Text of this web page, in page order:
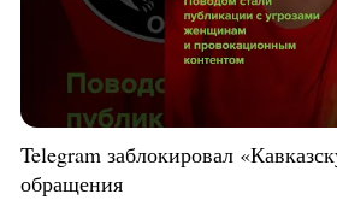
Telegram заблокировал
обращения